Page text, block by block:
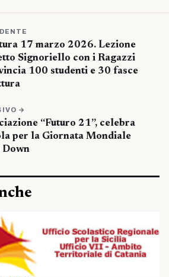
17 marzo 2026. Lezione
Signoriello con i Ragazzi
100 studenti e 30 fasce
→
“Futuro 21”, celebra
per la Giornata Mondiale
Down